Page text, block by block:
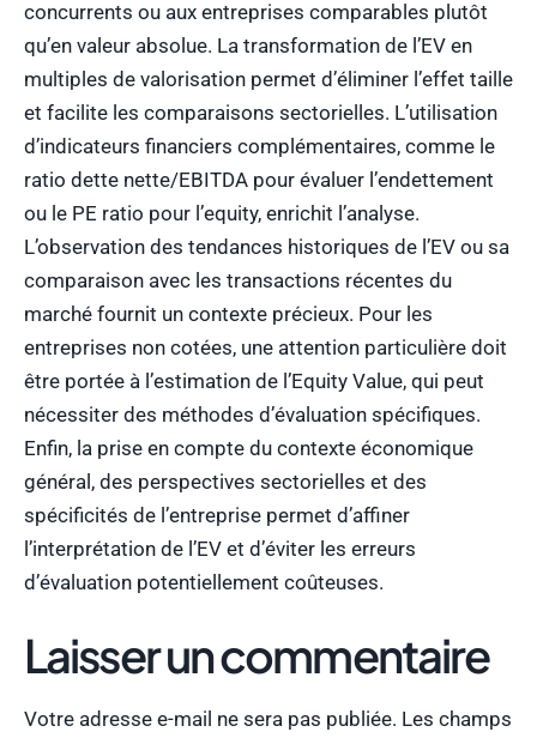
concurrents ou aux entreprises comparables plutôt
qu’en valeur absolue. La transformation de l’EV en
multiples de valorisation permet d’éliminer l’effet taille
et facilite les comparaisons sectorielles. L’utilisation
d’indicateurs financiers complémentaires, comme le
ratio dette nette/EBITDA pour évaluer l’endettement
ou le PE ratio pour l’equity, enrichit l’analyse.
L’observation des tendances historiques de l’EV ou sa
comparaison avec les transactions récentes du
marché fournit un contexte précieux. Pour les
entreprises non cotées, une attention particulière doit
être portée à l’estimation de l’Equity Value, qui peut
nécessiter des méthodes d’évaluation spécifiques.
Enfin, la prise en compte du contexte économique
général, des perspectives sectorielles et des
spécificités de l’entreprise permet d’affiner
l’interprétation de l’EV et d’éviter les erreurs
d’évaluation potentiellement coûteuses.
Laisser un commentaire
Votre adresse e-mail ne sera pas publiée. Les champs